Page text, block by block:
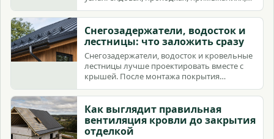
коньке и крепеже.
Снегозадержатели, водосток и
лестницы: что заложить сразу
Снегозадержатели, водосток и кровельные
лестницы лучше проектировать вместе с
крышей. После монтажа покрытия
добавлять их сложнее и рискованнее.
Как выглядит правильная
вентиляция кровли до закрытия
отделкой